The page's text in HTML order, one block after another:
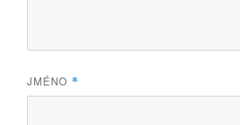
JMÉNO *